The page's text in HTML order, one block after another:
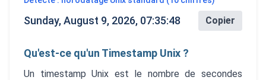
Sunday, August 9, 2026, 07:35:48 Copier
Qu'est-ce qu'un Timestamp Unix ?
Un timestamp Unix est le nombre de secondes